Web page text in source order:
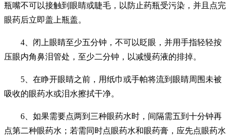
瓶嘴不可以接触到眼睛或睫毛，以防止药瓶受污染，并且点完
眼药后立即盖上瓶盖。
4、闭上眼睛至少五分钟，不可以眨眼，并用手指轻轻按
压眼内角鼻泪管处，至少二分钟，以减慢药液的排掉。
5、在睁开眼睛之前，用纸巾或手帕将流到眼睛周围未被
吸收的眼药水或泪水擦拭干净。
6、如果需要点两到三种眼药水时，间隔需五到十分钟再
点第二种眼药水；若需同时点眼药水和眼药膏，应先点眼药水